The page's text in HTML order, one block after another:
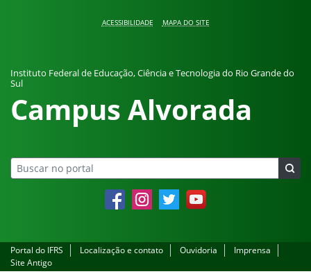
ACESSIBILIDADE MAPA DO SITE
Instituto Federal de Educação, Ciência e Tecnologia do Rio Grande do
Sul
Campus Alvorada
FacebookInstagramTwitter YouTube
Portal do IFRS Localização e contato Ouvidoria
Imprensa
Site Antigo